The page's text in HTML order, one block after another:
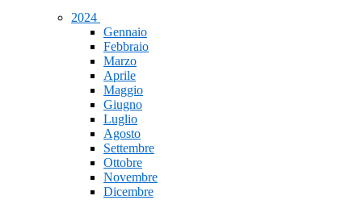
2024
Gennaio
Febbraio
Marzo
Aprile
Maggio
Giugno
Luglio
Agosto
Settembre
Ottobre
Novembre
Dicembre